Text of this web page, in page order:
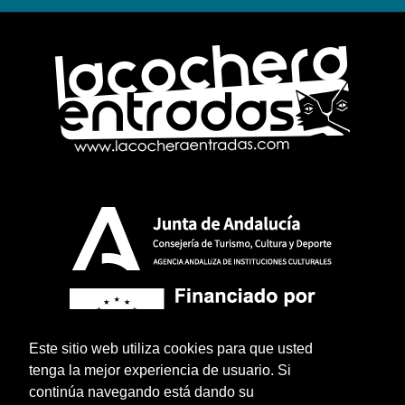
Este sitio web utiliza cookies para que usted
tenga la mejor experiencia de usuario. Si
continúa navegando está dando su